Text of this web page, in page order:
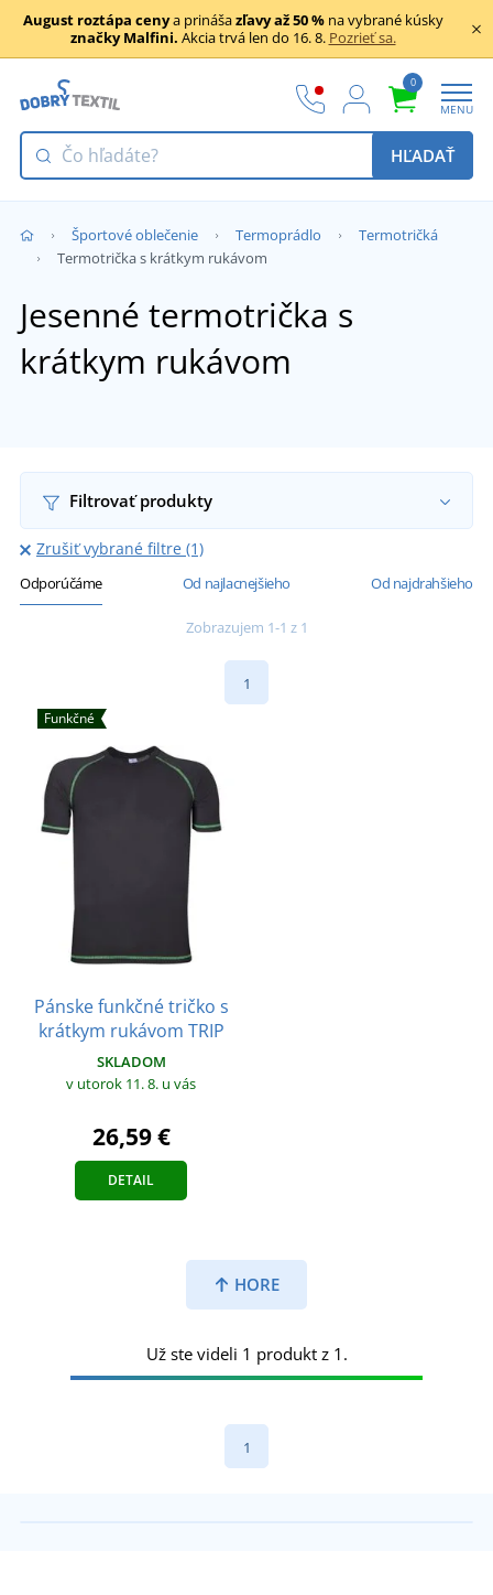
August roztápa cenya prinášazľavy až 50 %na vybrané kúsky
značky Malfini. Akcia trvá len do 16. 8. Pozrieť sa.
0
MENU
HĽADAŤ
Športové oblečenie Termoprádlo
Termotričká
Termotrička s krátkym rukávom
Jesenné termotrička s
krátkym rukávom
Filtrovať produkty
Zrušiť vybrané filtre (1)
Odporúčáme Od najlacnejšieho Od najdrahšieho
Zobrazujem 1-1 z 1
1
Funkčné
Pánske funkčné tričko s
krátkym rukávom TRIP
SKLADOM
v utorok 11. 8. u vás
26,59 €
DETAIL
HORE
Už ste videli 1 produkt z 1.
1